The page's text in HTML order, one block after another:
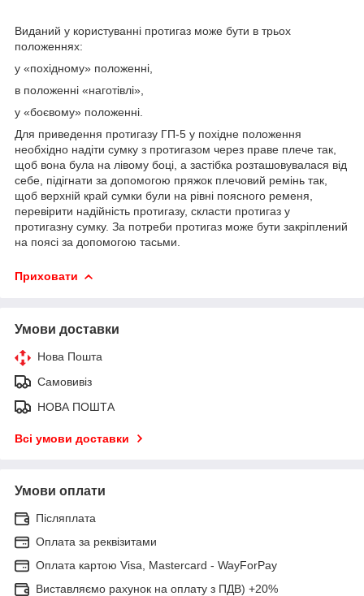
Виданий у користуванні протигаз може бути в трьох
положеннях:
у «похідному» положенні,
в положенні «наготівлі»,
у «боєвому» положенні.
Для приведення протигазу ГП-5 у похідне положення
необхідно надіти сумку з протигазом через праве плече так,
щоб вона була на лівому боці, а застібка розташовувалася від
себе, підігнати за допомогою пряжок плечовий ремінь так,
щоб верхній край сумки були на рівні поясного ременя,
перевірити надійність протигазу, скласти протигаз у
протигазну сумку. За потреби протигаз може бути закріплений
на поясі за допомогою тасьми.
Приховати
Умови доставки
Нова Пошта
Самовивіз
НОВА ПОШТА
Всі умови доставки
Умови оплати
Післяплата
Оплата за реквізитами
Оплата картою Visa, Mastercard - WayForPay
Виставляємо рахунок на оплату з ПДВ) +20%